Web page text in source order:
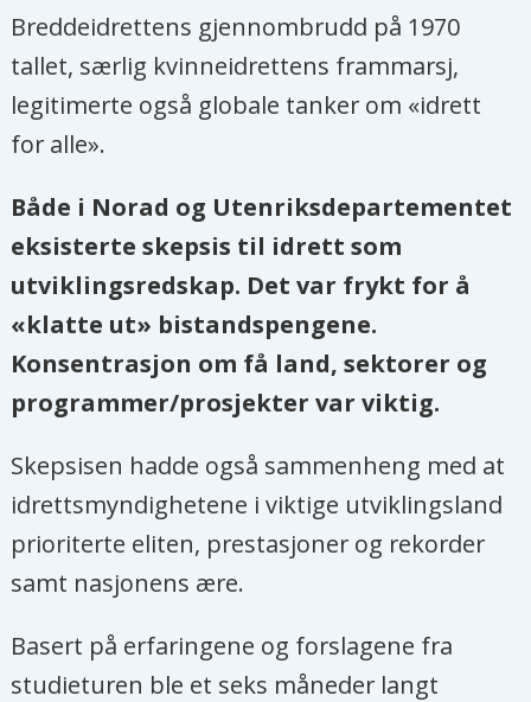
Breddeidrettens gjennombrudd på 1970
tallet, særlig kvinneidrettens frammarsj,
legitimerte også globale tanker om «idrett
for alle».
Både i Norad og Utenriksdepartementet
eksisterte skepsis til idrett som
utviklingsredskap. Det var frykt for å
«klatte ut» bistandspengene.
Konsentrasjon om få land, sektorer og
programmer/prosjekter var viktig.
Skepsisen hadde også sammenheng med at
idrettsmyndighetene i viktige utviklingsland
prioriterte eliten, prestasjoner og rekorder
samt nasjonens ære.
Basert på erfaringene og forslagene fra
studieturen ble et seks måneder langt